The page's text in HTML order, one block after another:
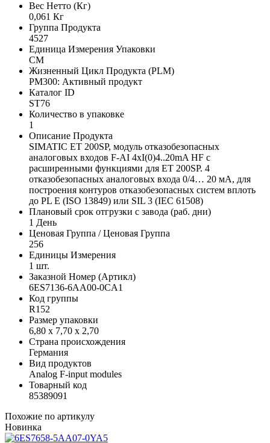
Вес Нетто (Кг)
0,061 Кг
Группа Продукта
4527
Единица Измерения Упаковки
CM
Жизненный Цикл Продукта (PLM)
PM300: Активный продукт
Каталог ID
ST76
Количество в упаковке
1
Описание Продукта
SIMATIC ET 200SP, модуль отказобезопасных
аналоговых входов F-AI 4xI(0)4..20mA HF с
расширенными функциями для ET 200SP. 4
отказобезопасных аналоговых входа 0/4… 20 мА, для
построения контуров отказобезопасных систем вплоть
до PL E (ISO 13849) или SIL 3 (IEC 61508)
Плановый срок отгрузки с завода (раб. дни)
1 День
Ценовая Группа / Ценовая Группа
256
Единицы Измерения
1 шт.
Заказной Номер (Артикл)
6ES7136-6AA00-0CA1
Код группы
R152
Размер упаковки
6,80 x 7,70 x 2,70
Страна происхождения
Германия
Вид продуктов
Analog F-input modules
Товарный код
85389091
Похожие по артикулу
Новинка